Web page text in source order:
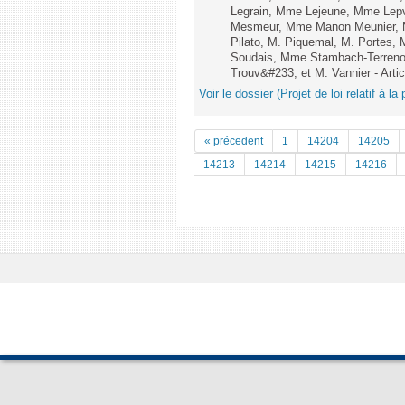
Legrain, Mme Lejeune, Mme
Mesmeur, Mme Manon
Pilato, M. Piquemal, M. Portes,
Soudais, Mme Stambach-
Trouv&#233; et M. Vannier -
Voir le dossier (Projet de loi relatif à la
« précedent 1 14204
14205
14213
14214 14215 14216